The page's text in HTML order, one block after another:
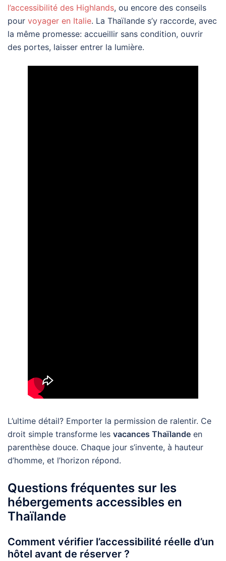
l’accessibilité des Highlands, ou encore des conseils
pour voyager en Italie. La Thaïlande s’y raccorde, avec
la même promesse: accueillir sans condition, ouvrir
des portes, laisser entrer la lumière.
L’ultime détail? Emporter la permission de ralentir. Ce
droit simple transforme les vacances Thaïlande en
parenthèse douce. Chaque jour s’invente, à hauteur
d’homme, et l’horizon répond.
Questions fréquentes sur les
hébergements accessibles en
Thaïlande
Comment vérifier l’accessibilité réelle d’un
hôtel avant de réserver ?